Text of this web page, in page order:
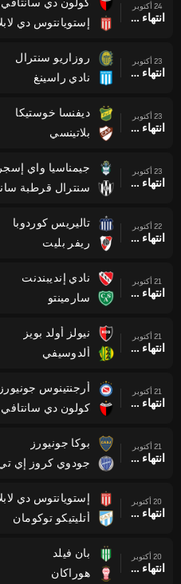
24 أكتوبر
انتهاء وقت المباراة
كولون دي سانتافي
إستويانتوس دي
23 أكتوبر
انتهاء وقت المباراة
روزاريو سنترال
نادي راسينغ
23 أكتوبر
انتهاء وقت المباراة
ديفنسا خوستيكا
بلاتينسي
23 أكتوبر
انتهاء وقت المباراة
جيمناسيا واي
سنترال قرطبة
22 أكتوبر
انتهاء وقت المباراة
تاليريس كوردوبا
ريفر بليت
21 أكتوبر
انتهاء وقت المباراة
نادي إنديبندنت
سارمينتو
21 أكتوبر
انتهاء وقت المباراة
نيولز أولد بويز
ألدوسيفي
21 أكتوبر
انتهاء وقت المباراة
أرجنتينوس جونيورز
كولون دي سانتافي
21 أكتوبر
انتهاء وقت المباراة
بوكا جونيورز
جودوي كروز إي تي
20 أكتوبر
انتهاء وقت المباراة
إستويانتوس دي
أتليتيكو توكومان
20 أكتوبر
انتهاء وقت المباراة
بان فيلد
هوراكان